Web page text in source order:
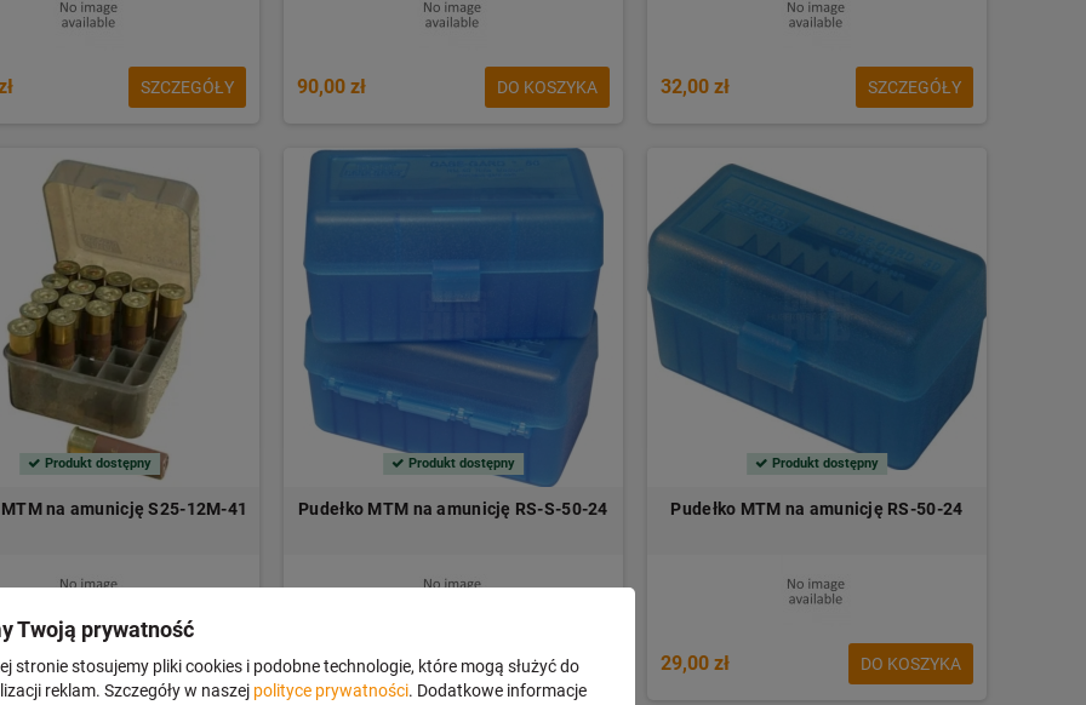
SZCZEGÓŁY 90,00 zł DO KOSZYKA 32,00 zł SZCZEGÓŁY
Produkt dostępny
MTM na amunicję S25-12M-41
DO KOSZYKA
Produkt dostępny
Pudełko MTM na amunicję RS-S-50-24
29,00 zł DO KOSZYKA
Produkt dostępny
Pudełko MTM na amunicję RS-50-24
29,00 zł DO KOSZYKA
Twoją prywatność
stronie stosujemy pliki cookies i podobne technologie, które mogą służyć do
reklam. Szczegóły w naszej polityce prywatności. Dodatkowe informacje